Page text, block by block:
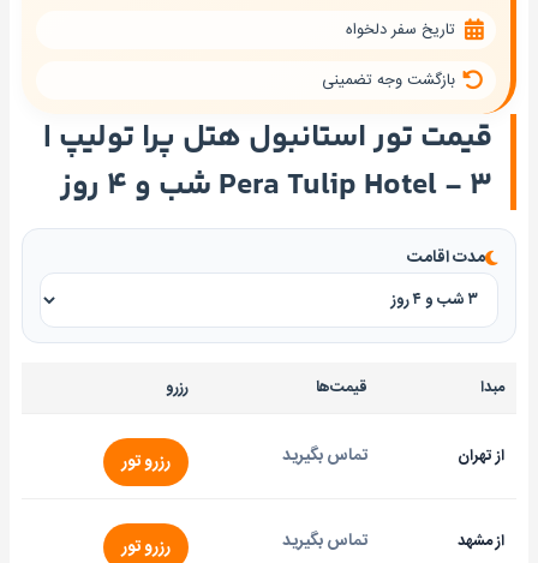
قیمت تور استانبول هتل پرا تولیپ |
Pera Tulip Hotel - ۳ شب و ۴ روز
مدت اقامت
مبدا قیمت‌ها رزرو
از تهران تماس بگیرید رزرو تور
از مشهد تماس بگیرید رزرو تور
تاریخ سفر دلخواه
بازگشت وجه تضمینی